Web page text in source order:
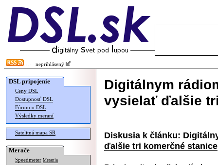
neprihlásený
DSL pripojenie
Ceny DSL
Dostupnosť DSL
Fórum o DSL
Výsledky meraní
Satelitná mapa SR
Merače
Speedmeter Merania
Digitálnym
vysielať ďalšie
Diskusia k článku:
ďalšie tri komerčné stanice